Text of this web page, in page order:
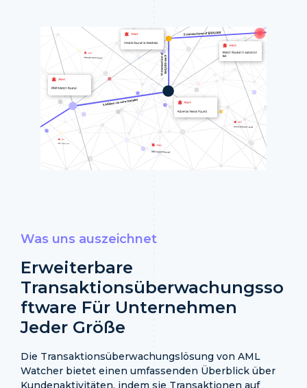
Was uns auszeichnet
Erweiterbare
Transaktionsüberwachungsso
Ftware Für Unternehmen
Jeder Größe
Die Transaktionsüberwachungslösung von AML
Watcher bietet einen umfassenden Überblick über
Kundenaktivitäten, indem sie Transaktionen auf